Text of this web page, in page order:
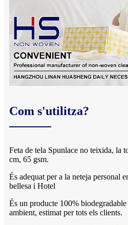
Com s'utilitza?
Feta de tela Spunlace no teixida, la
cm, 65 gsm.
És adequat per a la neteja personal
bellesa i Hotel
És un producte 100%
ambient, estimat per tots els clients.